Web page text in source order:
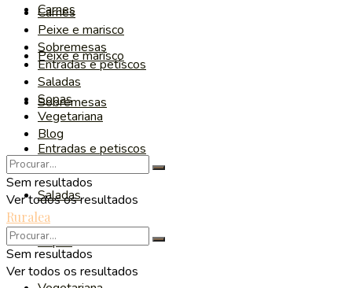
Carnes
Peixe e marisco
Sobremesas
Entradas e petiscos
Saladas
Sopas
Carnes
Peixe e marisco
Sobremesas
Entradas e petiscos
Saladas
Sopas
Vegetariana
Blog
Sem resultados
Ver todos os resultados
Ruralea
Sem resultados
Ver todos os resultados